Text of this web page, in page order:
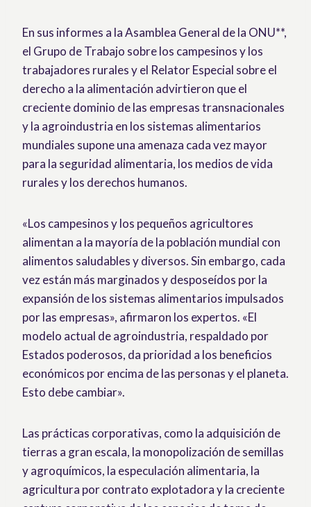
En sus informes a la Asamblea General de la ONU**,
el Grupo de Trabajo sobre los campesinos y los
trabajadores rurales y el Relator Especial sobre el
derecho a la alimentación advirtieron que el
creciente dominio de las empresas transnacionales
y la agroindustria en los sistemas alimentarios
mundiales supone una amenaza cada vez mayor
para la seguridad alimentaria, los medios de vida
rurales y los derechos humanos.
«Los campesinos y los pequeños agricultores
alimentan a la mayoría de la población mundial con
alimentos saludables y diversos. Sin embargo, cada
vez están más marginados y desposeídos por la
expansión de los sistemas alimentarios impulsados
por las empresas», afirmaron los expertos. «El
modelo actual de agroindustria, respaldado por
Estados poderosos, da prioridad a los beneficios
económicos por encima de las personas y el planeta.
Esto debe cambiar».
Las prácticas corporativas, como la adquisición de
tierras a gran escala, la monopolización de semillas
y agroquímicos, la especulación alimentaria, la
agricultura por contrato explotadora y la creciente